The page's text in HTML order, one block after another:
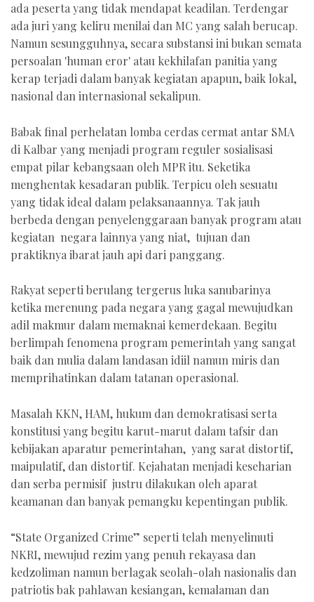
ada peserta yang tidak mendapat keadilan. Terdengar
ada juri yang keliru menilai dan MC yang salah berucap.
Namun sesungguhnya, secara substansi ini bukan semata
persoalan 'human eror' atau kekhilafan panitia yang
kerap terjadi dalam banyak kegiatan apapun, baik lokal,
nasional dan internasional sekalipun.
Babak final perhelatan lomba cerdas cermat antar SMA
di Kalbar yang menjadi program reguler sosialisasi
empat pilar kebangsaan oleh MPR itu. Seketika
menghentak kesadaran publik. Terpicu oleh sesuatu
yang tidak ideal dalam pelaksanaannya. Tak jauh
berbeda dengan penyelenggaraan banyak program atau
kegiatan negara lainnya yang niat, tujuan dan
praktiknya ibarat jauh api dari panggang.
Rakyat seperti berulang tergerus luka sanubarinya
ketika merenung pada negara yang gagal mewujudkan
adil makmur dalam memaknai kemerdekaan. Begitu
berlimpah fenomena program pemerintah yang sangat
baik dan mulia dalam landasan idiil namun miris dan
memprihatinkan dalam tatanan operasional.
Masalah KKN, HAM, hukum dan demokratisasi serta
konstitusi yang begitu karut-marut dalam tafsir dan
kebijakan aparatur pemerintahan, yang sarat distortif,
maipulatif, dan distortif. Kejahatan menjadi keseharian
dan serba permisif justru dilakukan oleh aparat
keamanan dan banyak pemangku kepentingan publik.
“State Organized Crime” seperti telah menyelimuti
NKRI, mewujud rezim yang penuh rekayasa dan
kedzoliman namun berlagak seolah-olah nasionalis dan
patriotis bak pahlawan kesiangan, kemalaman dan